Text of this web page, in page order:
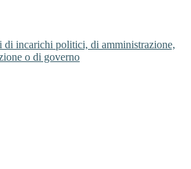
di incarichi politici, di amministrazione,
o di governo